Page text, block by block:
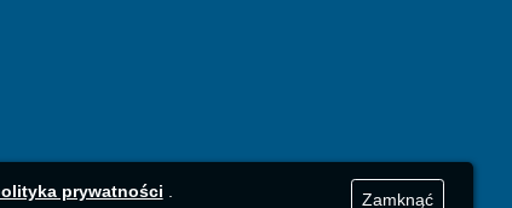
prywatności . Zamknąć